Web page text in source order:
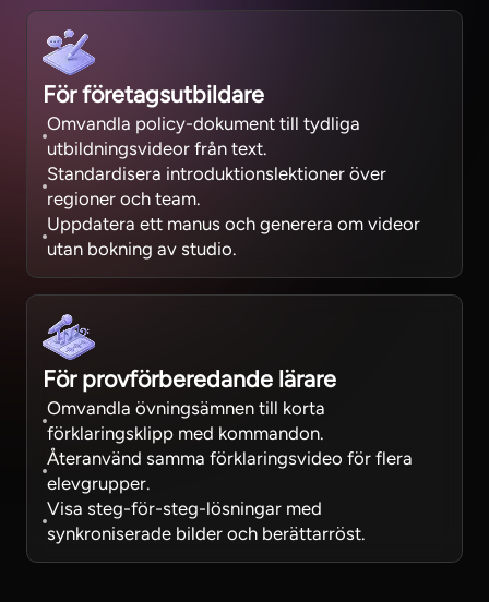
För företagsutbildare
Omvandla policy-dokument till tydliga
utbildningsvideor från text.
Standardisera introduktionslektioner över
regioner och team.
Uppdatera ett manus och generera om videor
utan bokning av studio.
För provförberedande lärare
Omvandla övningsämnen till korta
förklaringsklipp med kommandon.
Återanvänd samma förklaringsvideo för flera
elevgrupper.
Visa steg-för-steg-lösningar med
synkroniserade bilder och berättarröst.